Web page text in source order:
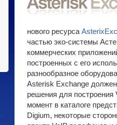
нового ресурса
частью эко-системы
коммерческих
построенных с его
разнообразное
Asterisk Exchange
решения для
момент в каталоге
Digium, некоторые